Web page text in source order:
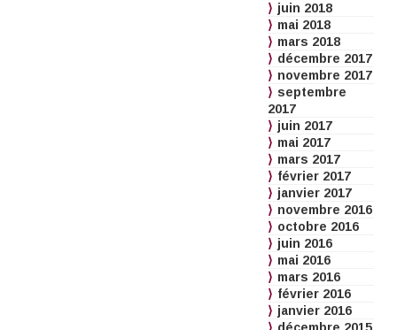
juin 2018
mai 2018
mars 2018
décembre 2017
novembre 2017
septembre
2017
juin 2017
mai 2017
mars 2017
février 2017
janvier 2017
novembre 2016
octobre 2016
juin 2016
mai 2016
mars 2016
février 2016
janvier 2016